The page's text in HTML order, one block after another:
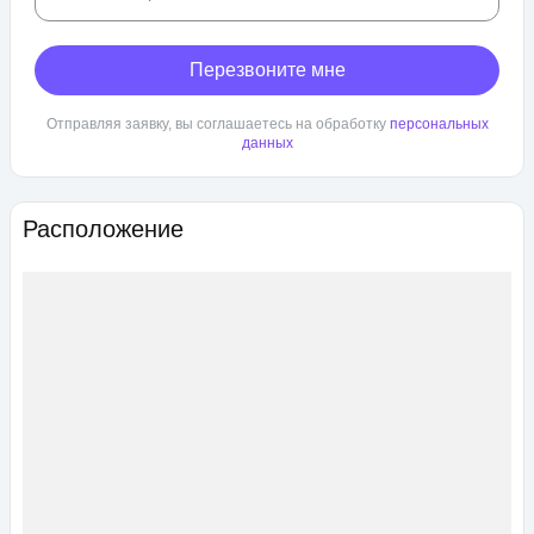
Расположение
Перезвоните мне
Отправляя заявку, вы соглашаетесь на обработку персональных
данных